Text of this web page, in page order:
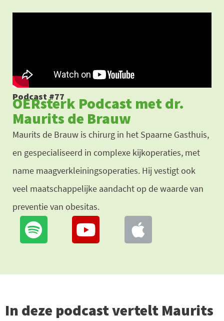
Podcast #77
OERsterk Podcast met dr.
Maurits de Brauw
Maurits de Brauw is chirurg in het Spaarne Gasthuis,
en gespecialiseerd in complexe kijkoperaties, met
name maagverkleiningsoperaties. Hij vestigt ook
veel maatschappelijke aandacht op de waarde van
preventie van obesitas.
In deze podcast vertelt Maurits